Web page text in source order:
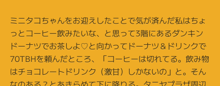
ミニタコちゃんをお迎えしたことで気が済んだ私はちょ
っとコーヒー飲みたいな、と思って3階にあるダンキン
ドーナツでお茶しよ♡と向かってドーナツ＆ドリンクで
70TBHを頼んだところ、「コーヒーは切れてる。飲み物
はチョコレートドリンク（激甘）しかないの」と。そん